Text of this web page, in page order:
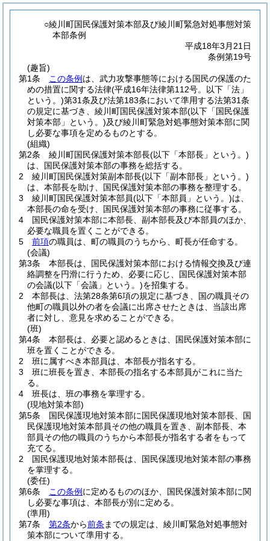
○綾川町国民保護対策本部及び綾川町緊急対処事態対策
本部条例
平成18年3月21日
条例第19号
(趣旨)
第1条
この条例 は、武力攻撃事態等における国民の保護のた
めの措置に関する法律(平成16年法律第112号。以下「法」
という。)第31条及び法第183条において準用する法第31条
の規定に基づき、綾川町国民保護対策本部(以下「国民保護
対策本部」という。)及び綾川町緊急対処事態対策本部に関
し必要な事項を定めるものとする。
(組織)
第2条
綾川町国民保護対策本部長(以下「本部長」という。)
は、国民保護対策本部の事務を総括する。
2
綾川町国民保護対策副本部長(以下「副本部長」という。)
は、本部長を助け、国民保護対策本部の事務を整理する。
3
綾川町国民保護対策本部員(以下「本部員」という。)は、
本部長の命を受け、国民保護対策本部の事務に従事する。
4
国民保護対策本部に本部長、副本部長及び本部員のほか、
必要な職員を置くことができる。
5
前項の職員は、町の職員のうちから、町長が任命する。
(会議)
第3条
本部長は、国民保護対策本部における情報交換及び連
絡調整を円滑に行うため、必要に応じ、国民保護対策本部
の会議(以下「会議」という。)を招集する。
2
本部長は、法第28条第6項の規定に基づき、国の職員その
他町の職員以外の者を会議に出席させたときは、当該出席
者に対し、意見を求めることができる。
(班)
第4条
本部長は、必要と認めるときは、国民保護対策本部に
班を置くことができる。
2
班に属すべき本部員は、本部長が指名する。
3
班に班長を置き、本部長の指名する本部員がこれに当た
る。
4
班長は、班の事務を掌理する。
(現地対策本部)
第5条
国民保護現地対策本部に国民保護現地対策本部長、国
民保護現地対策本部員その他の職員を置き、副本部長、本
部員その他の職員のうちから本部長が指名する者をもって
充てる。
2
国民保護現地対策本部長は、国民保護現地対策本部の事務
を掌理する。
(委任)
第6条
この条例 に定めるもののほか、国民保護対策本部に関
し必要な事項は、本部長が別に定める。
(準用)
第7条
第2条から前条 までの規定は、綾川町緊急対処事態対
策本部について準用する。